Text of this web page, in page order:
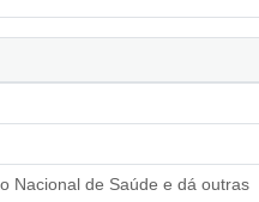
Nacional de Saúde e dá outras